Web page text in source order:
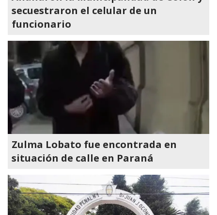
secuestraron el celular de un
funcionario
Zulma Lobato fue encontrada en
situación de calle en Paraná